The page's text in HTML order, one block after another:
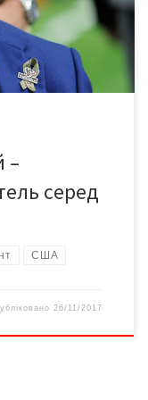
Фордом,
було 93 роки і […]
–
серед
США
26/11/2017